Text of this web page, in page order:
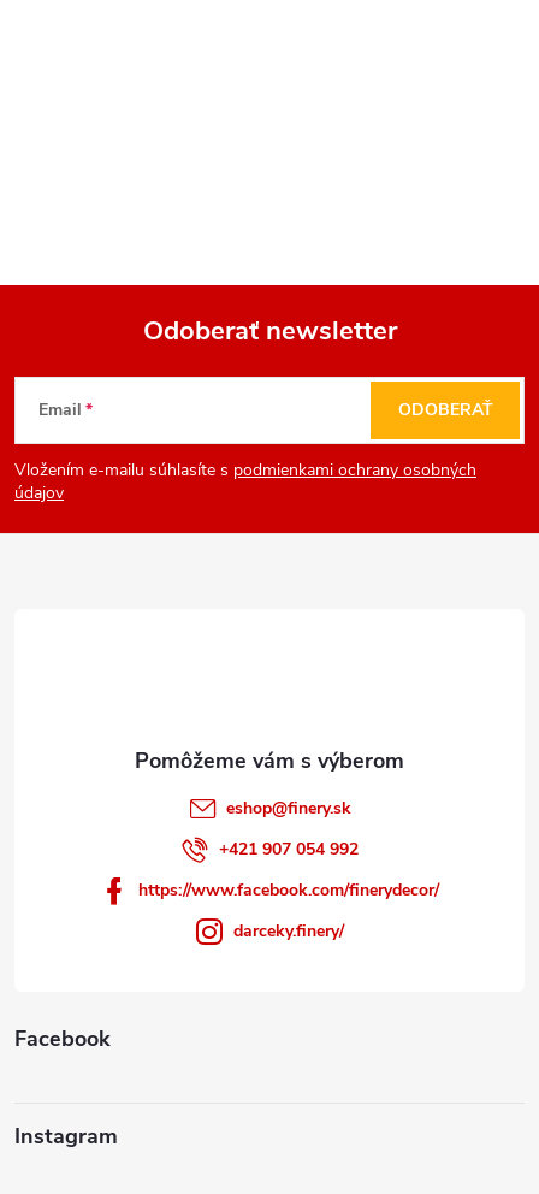
Z
á
p
Odoberať newsletter
Email
Vložením e-mailu súhlasíte s podmienkami ochrany osobných
údajov
ODOBERAŤ
eshop@finery.sk
+421 907 054 992
https://www.facebook.com/finerydecor/
darceky.finery/
Facebook
Instagram